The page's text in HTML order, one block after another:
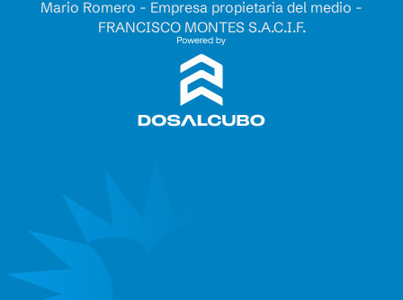
Mario Romero - Empresa propietaria del medio -
FRANCISCO MONTES S.A.C.I.F.